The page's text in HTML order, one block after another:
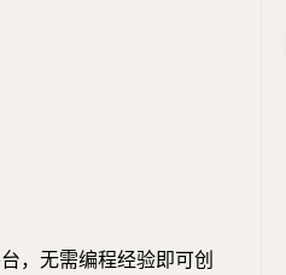
，无需编程经验即可创